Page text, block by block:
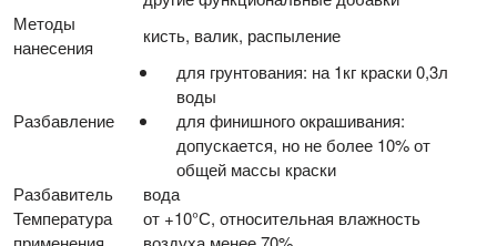
Методы
нанесения
кисть, валик, распыление
Разбавление
для грунтования: на 1кг краски 0,3л
воды
для финишного окрашивания:
допускается, но не более 10% от
общей массы краски
Разбавитель
вода
Температура
от +10°С, относительная влажность